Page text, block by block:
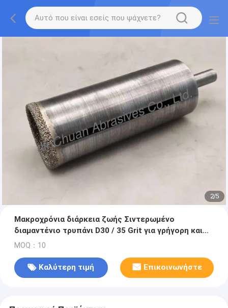
2/5
Μακροχρόνια διάρκεια ζωής Σιντερωμένο
διαμαντένιο τρυπάνι D30 / 35 Grit για γρήγορη και
ακριβή κοπή
MOQ：10
Καλύτερη τιμή Επικοινωνήστε